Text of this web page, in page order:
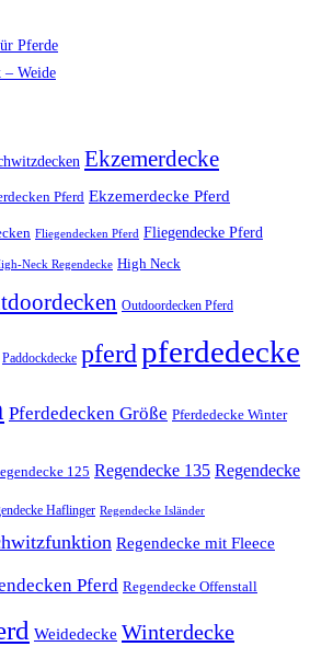
Pferde
– Weide
Ekzemerdecke
Pferd Ekzemerdecke Pferd
Fliegendecken Pferd Fliegendecke Pferd
Neck Regendecke High Neck
Outdoordecken Pferd
Paddockdecke pferdpferdedecke
Pferdedecken Größe Pferdedecke Winter
125 Regendecke 135 Regendecke
Haflinger Regendecke Isländer
Regendecke mit Fleece
Pferd Regendecke Offenstall
Weidedecke Winterdecke